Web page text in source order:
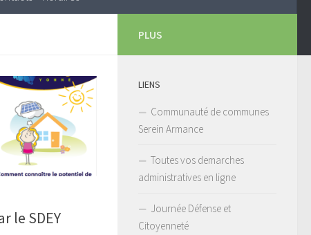
le SDEY
PLUS
LIENS
Communauté de communes
Serein Armance
Toutes vos demarches
administratives en ligne
Journée Défense et
Citoyenneté